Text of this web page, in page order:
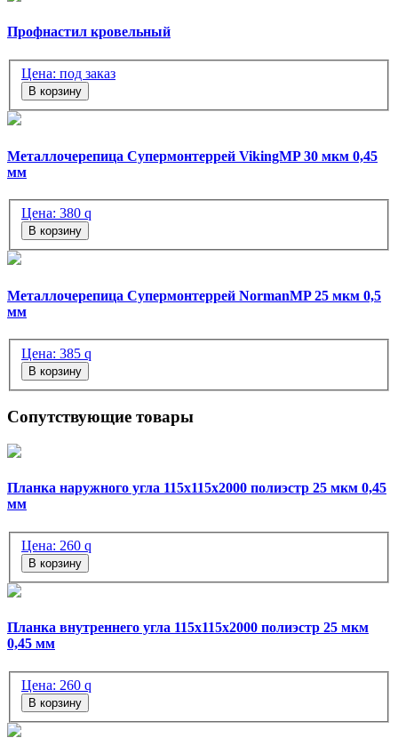
Профнастил кровельный
Цена: под заказ
В корзину
Металлочерепица Супермонтеррей VikingMP 30 мкм 0,45
мм
Цена: 380 q
В корзину
Металлочерепица Супермонтеррей NormanMP 25 мкм 0,5
мм
Цена: 385 q
В корзину
Сопутствующие товары
Планка наружного угла 115х115х2000 полиэстр 25 мкм 0,45
мм
Цена: 260 q
В корзину
Планка внутреннего угла 115х115х2000 полиэстр 25 мкм
0,45 мм
Цена: 260 q
В корзину